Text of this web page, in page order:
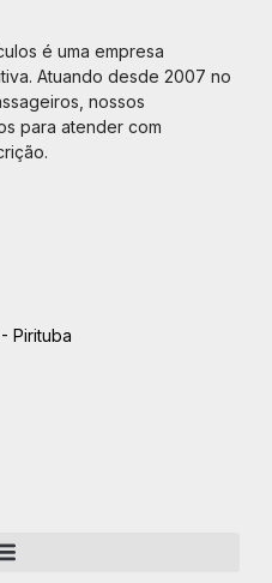
é uma empresa
Atuando desde 2007 no
nossos
para atender com
Pirituba